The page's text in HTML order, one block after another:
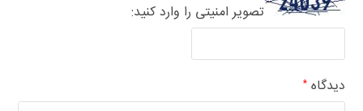
تصویر امنیتی را وارد کنید:
دیدگاه*